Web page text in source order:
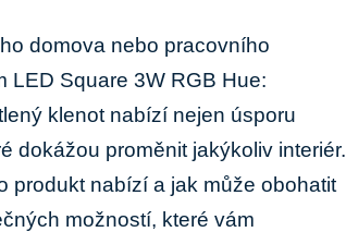
domova nebo pracovního⁣
LED Square​ 3W RGB ⁢Hue:
klenot nabízí nejen úsporu
dokážou proměnit jakýkoliv interiér.
produkt nabízí a ⁤jak ⁣může obohatit
možností,‌ které⁢ vám